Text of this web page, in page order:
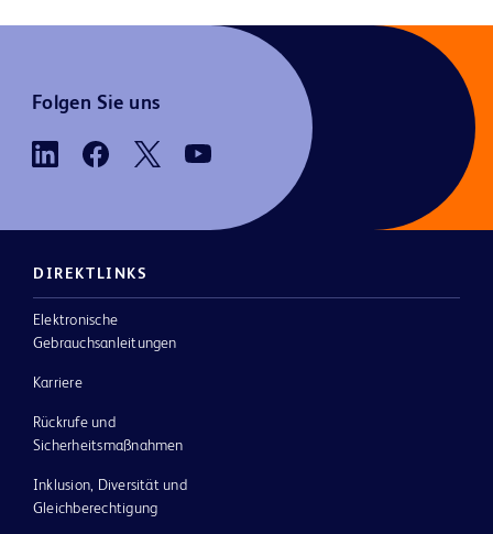
Folgen Sie uns
DIREKTLINKS
Elektronische
Gebrauchsanleitungen
Karriere
Rückrufe und
Sicherheitsmaßnahmen
Inklusion, Diversität und
Gleichberechtigung